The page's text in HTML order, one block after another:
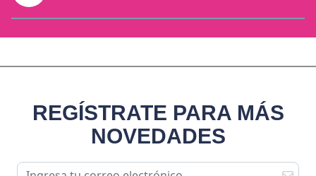
REGÍSTRATE PARA MÁS
NOVEDADES